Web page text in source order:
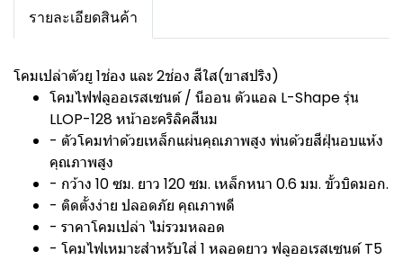
รายละเอียดสินค้า
โคมเปล่าตัวยู 1ช่อง และ 2ช่อง สีใส(ขาสปริง)
โคมไฟฟลูออเรสเซนต์ / นีออน ตัวแอล L-Shape รุ่น
LLOP-128 หน้าอะคริลิคสีนม
- ตัวโคมทำด้วยเหล็กแผ่นคุณภาพสูง พ่นด้วยสีฝุ่นอบแห้ง
คุณภาพสูง
- กว้าง 10 ซม. ยาว 120 ซม. เหล็กหนา 0.6 มม. ขั้วบิดมอก.
- ติดตั้งง่าย ปลอดภัย คุณภาพดี
- ราคาโคมเปล่า ไม่รวมหลอด
- โคมไฟเหมาะสำหรับใส่ 1 หลอดยาว ฟลูออเรสเซนต์ T5